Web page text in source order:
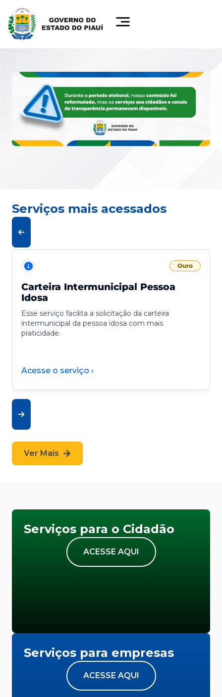
Serviços mais acessados
Ouro
Carteira Intermunicipal Pessoa
Idosa
Esse serviço facilita a solicitação da carteira
intermunicipal da pessoa idosa com mais
praticidade.
Acesse o serviço ›
Ver Mais
Serviços para o Cidadão
ACESSE AQUI
Serviços para empresas
ACESSE AQUI